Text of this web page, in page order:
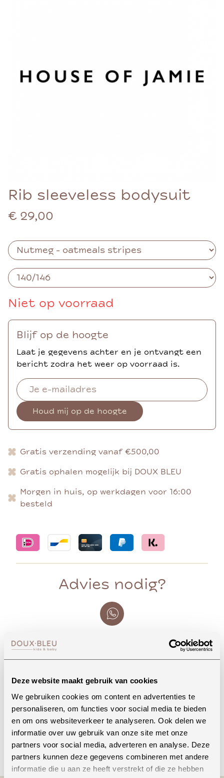
Deze website maakt gebruik van cookies
We gebruiken cookies om content en advertenties te
personaliseren, om functies voor social media te bieden
en om ons websiteverkeer te analyseren. Ook delen we
informatie over uw gebruik van onze site met onze
partners voor social media, adverteren en analyse. Deze
partners kunnen deze gegevens combineren met andere
informatie die u aan ze heeft verstrekt of die ze hebben
Rib sleeveless bodysuit
€ 29,00
Niet op voorraad
Blijf op de hoogte
Laat je gegevens achter en je ontvangt een
bericht zodra het weer op voorraad is.
Houd mij op de hoogte
Gratis verzending vanaf €500,00
Gratis ophalen mogelijk bij DOUX BLEU
Morgen in huis, op werkdagen voor 16:00
besteld
Advies nodig?
Onze winkel in Uden
Bekijk openingstijden
Bellen